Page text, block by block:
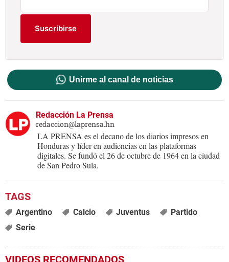
Suscribirse
Unirme al canal de noticias
Redacción La Prensa
redaccion@laprensa.hn
LA PRENSA es el decano de los diarios impresos en
Honduras y líder en audiencias en las plataformas
digitales. Se fundó el 26 de octubre de 1964 en la ciudad
de San Pedro Sula.
Argentino Calcio Juventus
Partido
Serie